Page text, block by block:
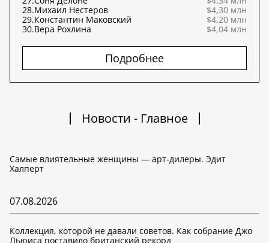
28.Михаил Нестеров
$4,30 млн
29.Константин Маковский
$4,20 млн
30.Вера Рохлина $4,04 млн
Подробнее
Новости - Главное
Самые влиятельные женщины — арт-дилеры. Эдит
Халперт
07.08.2026
Коллекция, которой не давали советов. Как собрание Джо
Льюиса поставило британский рекорд